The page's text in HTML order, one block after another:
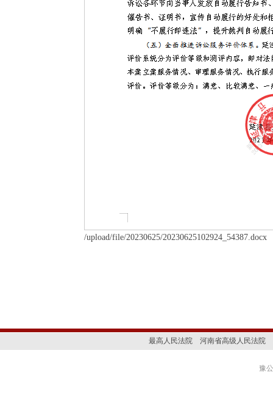
/upload/file/20230625/20230625102924_54387.docx
最高人民法院 河南省高级人民法院
豫